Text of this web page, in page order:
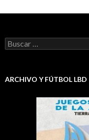
Buscar:
ARCHIVO Y FÚTBOL LBD